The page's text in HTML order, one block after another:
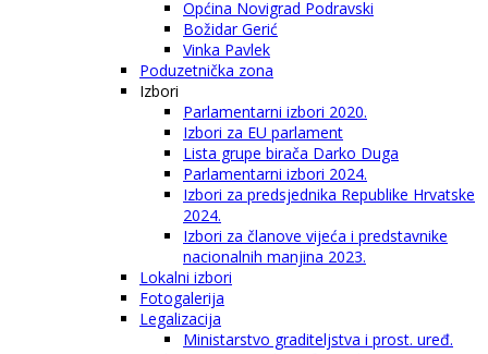
Općina Novigrad Podravski
Božidar Gerić
Vinka Pavlek
Poduzetnička zona
Izbori
Parlamentarni izbori 2020.
Izbori za EU parlament
Lista grupe birača Darko Duga
Parlamentarni izbori 2024.
Izbori za predsjednika Republike Hrvatske
2024.
Izbori za članove vijeća i predstavnike
nacionalnih manjina 2023.
Lokalni izbori
Fotogalerija
Legalizacija
Ministarstvo graditeljstva i prost. uređ.